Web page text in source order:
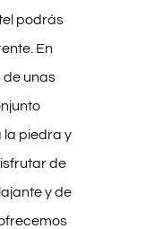
podrás
En
de unas
piedra y
de
y de